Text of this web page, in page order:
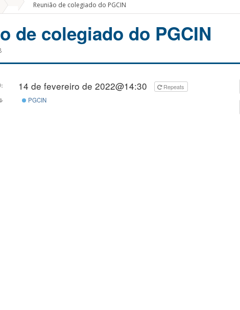
Reunião de colegiado do PGCIN
de colegiado do PGCIN
14 de fevereiro de 2022@14:30
Repeats
PGCIN